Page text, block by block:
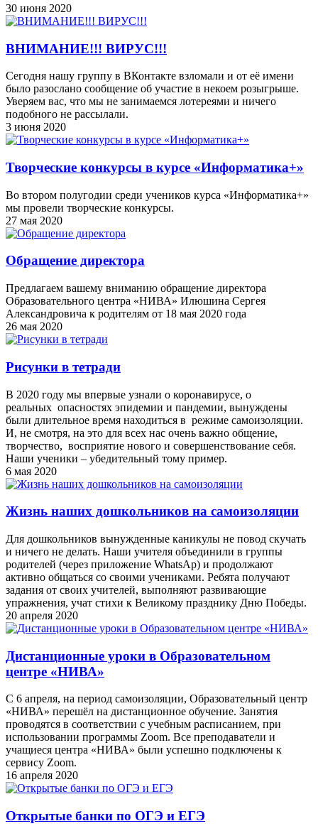
30 июня 2020
ВНИМАНИЕ!!! ВИРУС!!!
Сегодня нашу группу в ВКонтакте взломали и от её имени
было разослано сообщение об участие в некоем розыгрыше.
Уверяем вас, что мы не занимаемся лотереями и ничего
подобного не рассылали.
3 июня 2020
Творческие конкурсы в курсе «Информатика+»
Во втором полугодии среди учеников курса «Информатика+»
мы провели творческие конкурсы.
27 мая 2020
Обращение директора
Предлагаем вашему вниманию обращение директора
Образовательного центра «НИВА» Илюшина Сергея
Александровича к родителям от 18 мая 2020 года
26 мая 2020
Рисунки в тетради
В 2020 году мы впервые узнали о коронавирусе, о
реальных опасностях эпидемии и пандемии, вынуждены
были длительное время находиться в режиме самоизоляции.
И, не смотря, на это для всех нас очень важно общение,
творчество, восприятие нового и совершенствование себя.
Наши ученики – убедительный тому пример.
6 мая 2020
Жизнь наших дошкольников на самоизоляции
Для дошкольников вынужденные каникулы не повод скучать
и ничего не делать. Наши учителя объединили в группы
родителей (через приложение WhatsAp) и продолжают
активно общаться со своими учениками. Ребята получают
задания от своих учителей, выполняют развивающие
упражнения, учат стихи к Великому празднику Дню Победы.
20 апреля 2020
Дистанционные уроки в Образовательном
центре «НИВА»
C 6 апреля, на период самоизоляции, Образовательный центр
«НИВА» перешёл на дистанционное обучение. Занятия
проводятся в соответствии с учебным расписанием, при
использовании программы Zoom. Все преподаватели и
учащиеся центра «НИВА» были успешно подключены к
сервису Zoom.
16 апреля 2020
Открытые банки по ОГЭ и ЕГЭ